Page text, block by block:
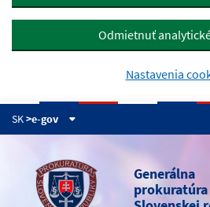
Odmietnuť
Nastavenia
SK>e-gov
Generálna
prokuratúra